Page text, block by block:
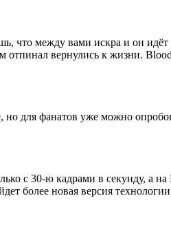
что между вами искра и он
вернулись к жизни. Blood
для фанатов уже можно
с 30-ю кадрами в секунду, а
более новая версия технологии